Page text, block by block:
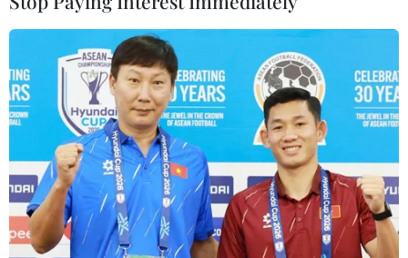
Chuyến xe miễn phí đưa sinh viên về quê ăn Tết. (Ảnh: TTXVN)
Dịp Tết Đinh Dậu 2017, Liên đoàn Lao động tỉnh
Đồng Nai sẽ tặng 500 vé xe cho công nhân quê ở